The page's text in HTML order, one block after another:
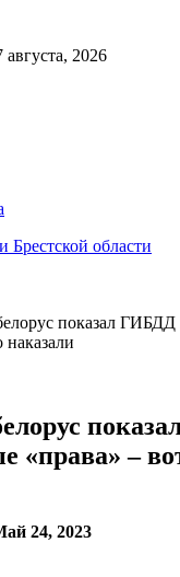
2026
Брестской области
показал ГИБДД
наказали
«права» –
24, 2023